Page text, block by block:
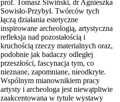
prof. Tomasz Siwiński, dr Agnieszka
Sowisło-Przybył. Twórców tych
łączą działania estetyczne
inspirowane archeologią, artystyczna
refleksja nad pozostałością i
kruchością rzeczy materialnych oraz,
podobnie jak badaczy odległej
przeszłości, fascynacja tym, co
nieznane, zapomniane, nieodkryte.
Wspólnym mianownikiem pracy
artysty i archeologa jest niewątpliwie
zaakcentowana w tytule wystawy